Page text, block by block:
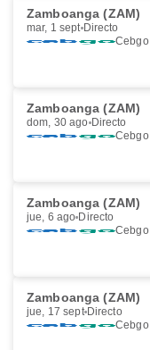
Zamboanga (ZAM)
mar, 1 sept Directo
Cebgo
Zamboanga (ZAM)
dom, 30 ago Directo
Cebgo
Zamboanga (ZAM)
jue, 6 ago Directo
Cebgo
Zamboanga (ZAM)
jue, 17 sept Directo
Cebgo